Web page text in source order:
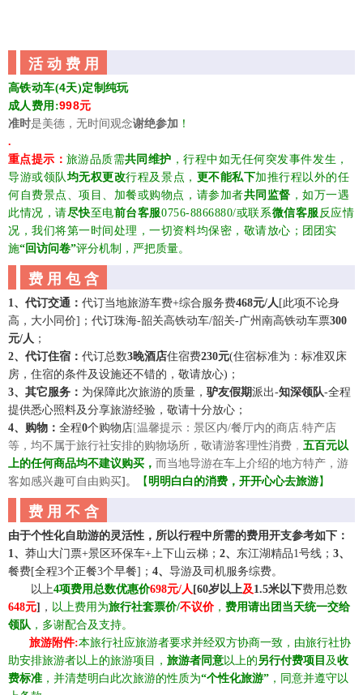
活 动 费 用
高铁动车(4天)定制纯玩
成人费用 :998元
准时是美德，无时间观念谢绝参加 ！
.
重点提示： 旅游品质需共同维护 ，行程中如无任何突发事件发生，
导游或领队均无权更改行程及景点， 更不能私下加推行程以外的任
何自费景点、项目、加餐或购物点，请参加者共同监督 ，如万一遇
此情况，请尽快至电前台客服0756-8866880/或联系微信客服 反应情
况，我们将第一时间处理，一切资料均保密，敬请放心； 团团实
施“回访问卷”评分机制，严把质量。
费 用 包 含
1、 代订交通： 代订当地旅游车费+综合服务费468元/人 [此项不论身
高，大小同价]；代订珠海-韶关高铁动车/韶关-广州南高铁动车票300
元/人 ；
2、代订住宿： 代订总数3晚酒店住宿费230元(住宿标准为：标准双床
房，住宿的条件及设施还不错的，敬请放心)；
3、其它服务： 为保障此次旅游的质量， 驴友假期派出-知深领队-全程
提供悉心照料及分享旅游经验，敬请十分放心；
4、购物： 全程0个购物店[温馨提示：景区内/餐厅内的商店.特产店
等，均不属于旅行社安排的购物场所，敬请游客理性消费 ， 五百元以
上的任何商品均不建议购买， 而当地导游在车上介绍的地方特产，游
客如感兴趣可自由购买]。 【 明明白白的消费，开开心心去旅游】
费 用 不 含
由于个性化自助游的灵活性，所以行程中所需的费用开支参考如下：
1、 莽山大门票+景区环保车+上下山云梯； 2、 东江湖精品1号线； 3、
餐费[全程3个正餐3个早餐]； 4、 导游及司机服务综费。
以上4项费用总数优惠价698元/人 [60岁以上及 1.5米以下费用总数
648元] ， 以上费用为旅行社套票价/不议价， 费用请出团当天统一交给
领队 ，多谢配合及支持。
旅游附件:本旅行社应旅游者要求并经双方协商一致，由旅行社协
助安排旅游者以上的旅游项目， 旅游者 同意以上的 另行付费项目 及收
费标准 ，并清楚明白此次旅游的性质为“个性化旅游” ，同意并遵守以